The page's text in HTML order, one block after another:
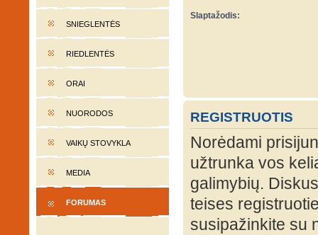
SNIEGLENTĖS
RIEDLENTĖS
ORAI
NUORODOS
VAIKŲ STOVYKLA
MEDIA
FORUMAS
Slaptažodis:
REGISTRUOTIS
Norėdami
užtrunka vos
galimybių.
teises
susipažinkite su